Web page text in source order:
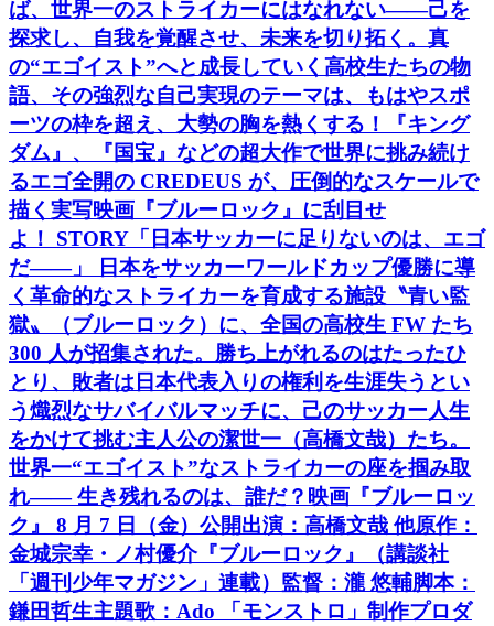
ば、世界一のストライカーにはなれない――己を
探求し、自我を覚醒させ、未来を切り拓く。真
の“エゴイスト”へと成長していく高校生たちの物
語、その強烈な自己実現のテーマは、もはやスポ
ーツの枠を超え、大勢の胸を熱くする！『キング
ダム』、『国宝』などの超大作で世界に挑み続け
るエゴ全開の CREDEUS が、圧倒的なスケールで
描く実写映画『ブルーロック』に刮目せ
よ！ STORY「日本サッカーに足りないのは、エゴ
だ――」 日本をサッカーワールドカップ優勝に導
く革命的なストライカーを育成する施設〝青い監
獄〟（ブルーロック）に、全国の高校生 FW たち
300 人が招集された。勝ち上がれるのはたったひ
とり、敗者は日本代表入りの権利を生涯失うとい
う熾烈なサバイバルマッチに、己のサッカー人生
をかけて挑む主人公の潔世一（高橋文哉）たち。
世界一“エゴイスト”なストライカーの座を掴み取
れ―― 生き残れるのは、誰だ？映画『ブルーロッ
ク』 8 月 7 日（金）公開出演：高橋文哉 他原作：
金城宗幸・ノ村優介『ブルーロック』（講談社
「週刊少年マガジン」連載）監督：瀧 悠輔脚本：
鎌田哲生主題歌：Ado 「モンストロ」制作プロダ